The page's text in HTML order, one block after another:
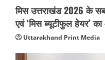
मिस उत्तराखंड 2026 के
एवं ‘मिस ब्यूटीफुल हेयर’
Uttarakhand Print Media